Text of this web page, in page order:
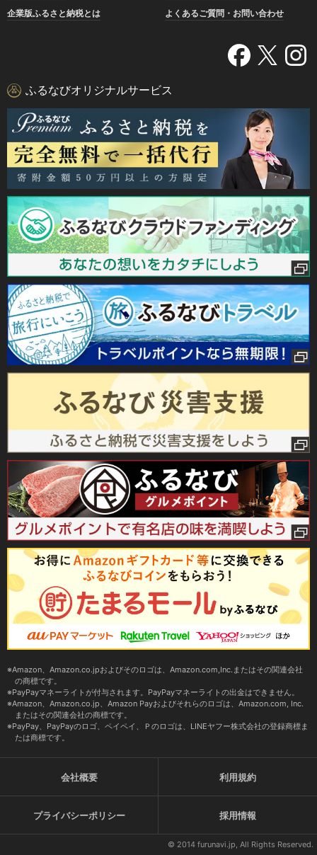
企業版ふるさと納税とは
よくあるご質問・お問い合わせ
ふるなびオリジナルサービス
Amazon、Amazon.co.jpおよびそのロゴは、Amazon.com,Inc.またはその関連会社
の商標です。
PayPayマネーライトが付与されます。PayPayマネーライトの出金はできません。
Amazon、Amazon.co.jp、Amazon Payおよびそれらのロゴは、Amazon.com, Inc.
またはその関連会社の商標です。
PayPay、PayPayのロゴ、ペイペイ、Ｐのロゴは、LINEヤフー株式会社の登録商標ま
たは商標です。
会社概要 利用規約
プライバシーポリシー 採用情報
© 2014 furunavi.jp, All Rights Reserved.